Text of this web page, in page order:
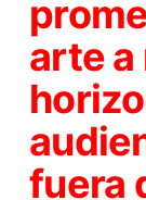
arte a
fuera